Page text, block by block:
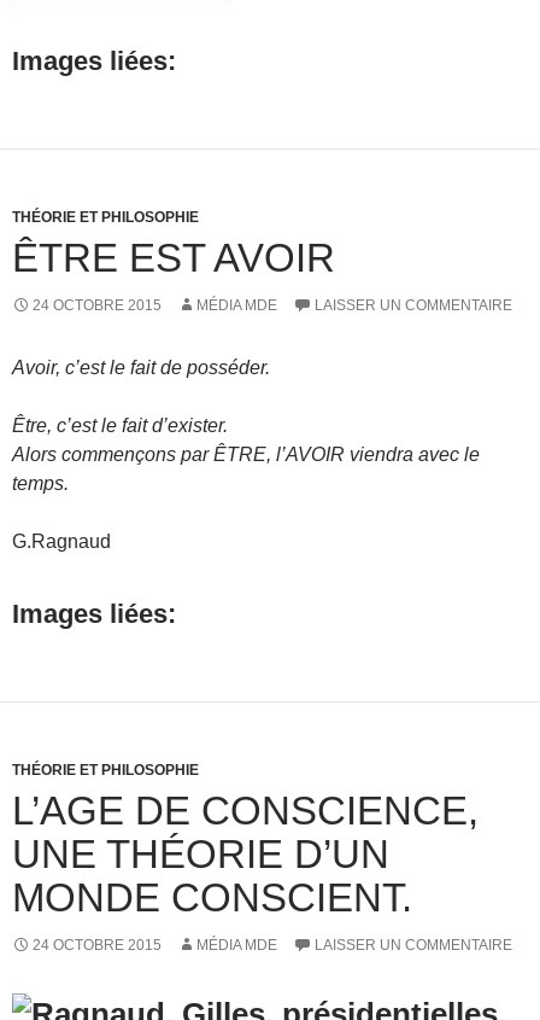
Images liées:
THÉORIE ET PHILOSOPHIE
ÊTRE EST AVOIR
24 OCTOBRE 2015 MÉDIA MDE LAISSER UN COMMENTAIRE
Avoir, c’est le fait de posséder.
Être, c’est le fait d’exister.
Alors commençons par ÊTRE, l’AVOIR viendra avec le
temps.
G.Ragnaud
Images liées:
THÉORIE ET PHILOSOPHIE
L’AGE DE CONSCIENCE,
UNE THÉORIE D’UN
MONDE CONSCIENT.
24 OCTOBRE 2015 MÉDIA MDE LAISSER UN COMMENTAIRE